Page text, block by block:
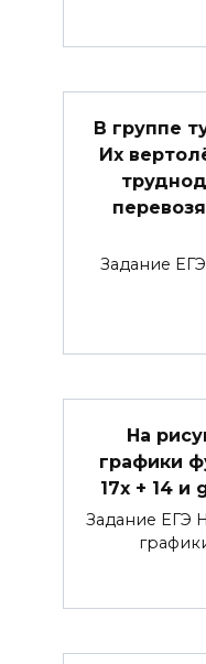
В группе
Их
Задание
На
графики
17x + 14 и
Задание ЕГЭ